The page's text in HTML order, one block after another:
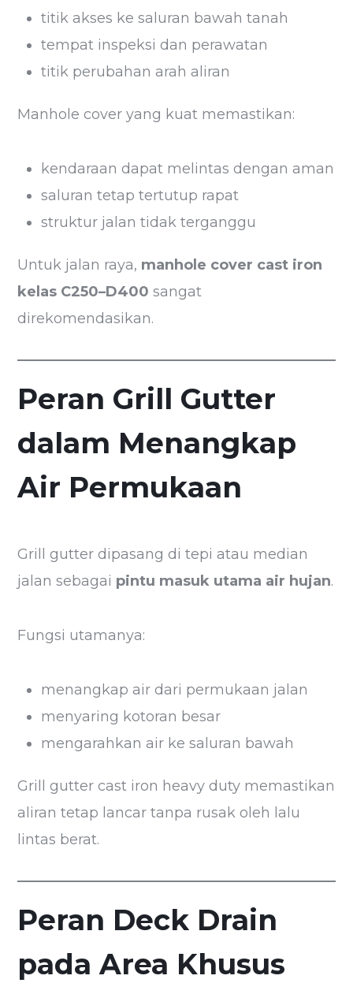
titik akses ke saluran bawah tanah
tempat inspeksi dan perawatan
titik perubahan arah aliran
Manhole cover yang kuat memastikan:
kendaraan dapat melintas dengan aman
saluran tetap tertutup rapat
struktur jalan tidak terganggu
Untuk jalan raya, manhole cover cast iron
kelas C250–D400 sangat
direkomendasikan.
Peran Grill Gutter
dalam Menangkap
Air Permukaan
Grill gutter dipasang di tepi atau median
jalan sebagai pintu masuk utama air hujan.
Fungsi utamanya:
menangkap air dari permukaan jalan
menyaring kotoran besar
mengarahkan air ke saluran bawah
Grill gutter cast iron heavy duty memastikan
aliran tetap lancar tanpa rusak oleh lalu
lintas berat.
Peran Deck Drain
pada Area Khusus